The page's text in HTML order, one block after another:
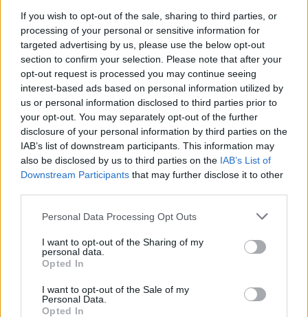
If you wish to opt-out of the sale, sharing to third parties, or
processing of your personal or sensitive information for
targeted advertising by us, please use the below opt-out
section to confirm your selection. Please note that after your
opt-out request is processed you may continue seeing
interest-based ads based on personal information utilized by
us or personal information disclosed to third parties prior to
your opt-out. You may separately opt-out of the further
disclosure of your personal information by third parties on the
IAB’s list of downstream participants. This information may
also be disclosed by us to third parties on the IAB’s List of
Downstream Participants that may further disclose it to other
Personal Data Processing Opt Outs
I want to opt-out of the Sharing of my
personal data.
Opted In
I want to opt-out of the Sale of my
Personal Data.
Opted In
Studie proto doporučuje pečlivé zvážení
environmentálních dopadů a zapojení veřejnosti.
reklama